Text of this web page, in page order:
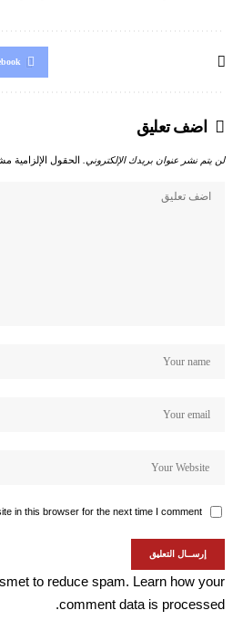
اضف تعليق
لن يتم نشر عنوان بريدك الإلكتروني. الحقول الإلزامية
in this browser for the next time I comment.
to reduce spam. Learn how your
comment data is processed.